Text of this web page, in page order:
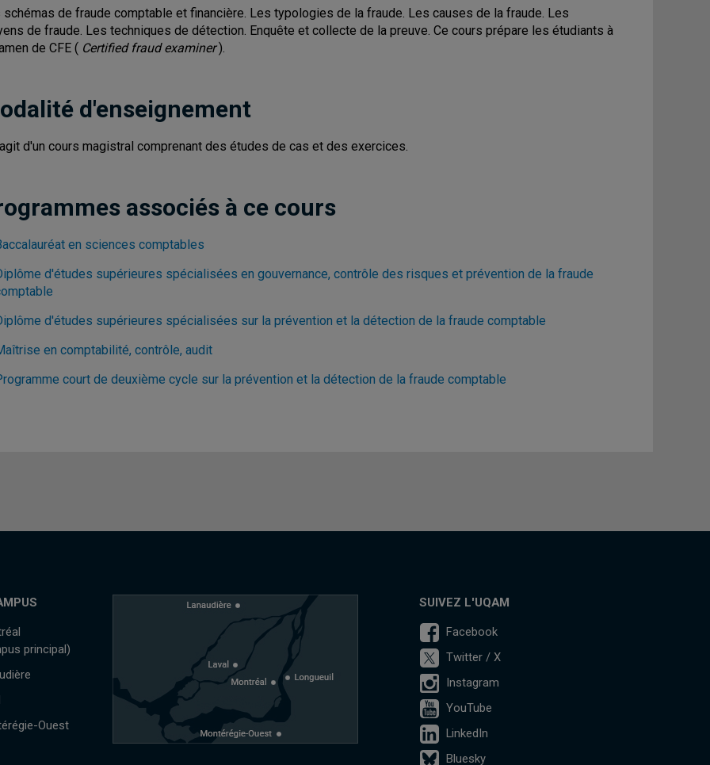
schémas de fraude comptable et financière. Les typologies de la fraude. Les causes de la fraude. Les
de fraude. Les techniques de détection. Enquête et collecte de la preuve. Ce cours prépare les étudiants à
de CFE ( Certified fraud examiner).
d'enseignement
d'un cours magistral comprenant des études de cas et des exercices.
associés à ce cours
en sciences comptables
d'études supérieures spécialisées en gouvernance, contrôle des risques et prévention de la fraude
d'études supérieures spécialisées sur la prévention et la détection de la fraude comptable
en comptabilité, contrôle, audit
court de deuxième cycle sur la prévention et la détection de la fraude comptable
principal)
Ouest
SUIVEZ L'UQAM
Facebook
Twitter / X
Instagram
YouTube
LinkedIn
Bluesky